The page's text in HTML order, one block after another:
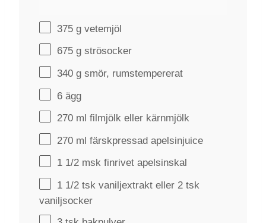
375 g vetemjöl
675 g strösocker
340 g smör, rumstempererat
6 ägg
270 ml filmjölk eller kärnmjölk
270 ml färskpressad apelsinjuice
1 1/2 msk finrivet apelsinskal
1 1/2 tsk vaniljextrakt eller 2 tsk
vaniljsocker